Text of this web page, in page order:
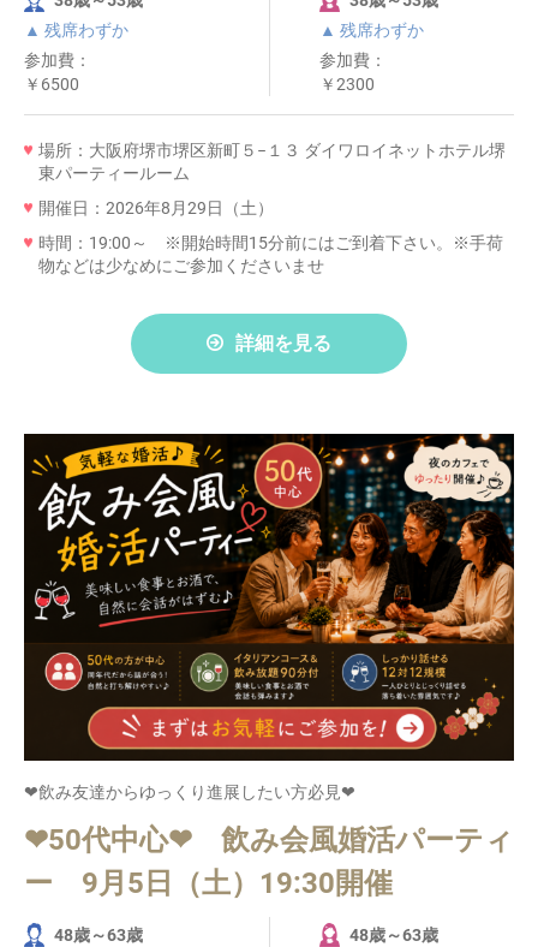
▲ 残席わずか
参加費：
￥6500
▲ 残席わずか
参加費：
￥2300
場所：大阪府堺市堺区新町５−１３ ダイワロイネットホテル堺
東パーティールーム
開催日：2026年8月29日（土）
時間：19:00～ ※開始時間15分前にはご到着下さい。※手荷
物などは少なめにご参加くださいませ
詳細を見る
❤飲み友達からゆっくり進展したい方必見❤
❤50代中心❤ 飲み会風婚活パーティ
ー 9月5日（土）19:30開催
48歳～63歳
48歳～63歳